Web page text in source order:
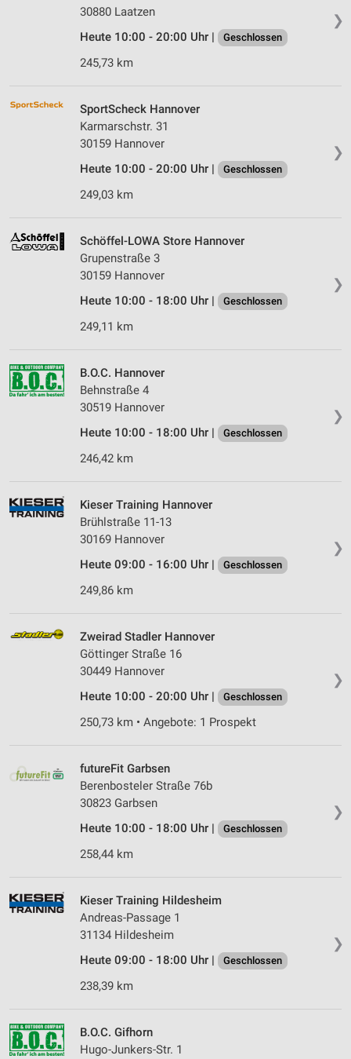
❯
30880 Laatzen
Heute 10:00 - 20:00 Uhr |
Geschlossen
245,73 km
❯
SportScheck Hannover
Karmarschstr. 31
30159 Hannover
Heute 10:00 - 20:00 Uhr |
Geschlossen
249,03 km
❯
Schöffel-LOWA Store Hannover
Grupenstraße 3
30159 Hannover
Heute 10:00 - 18:00 Uhr |
Geschlossen
249,11 km
❯
B.O.C. Hannover
Behnstraße 4
30519 Hannover
Heute 10:00 - 18:00 Uhr |
Geschlossen
246,42 km
❯
Kieser Training Hannover
Brühlstraße 11-13
30169 Hannover
Heute 09:00 - 16:00 Uhr |
Geschlossen
249,86 km
❯
Zweirad Stadler Hannover
Göttinger Straße 16
30449 Hannover
Heute 10:00 - 20:00 Uhr |
Geschlossen
250,73 km • Angebote: 1 Prospekt
❯
futureFit Garbsen
Berenbosteler Straße 76b
30823 Garbsen
Heute 10:00 - 18:00 Uhr |
Geschlossen
258,44 km
❯
Kieser Training Hildesheim
Andreas-Passage 1
31134 Hildesheim
Heute 09:00 - 18:00 Uhr |
Geschlossen
238,39 km
B.O.C. Gifhorn
Hugo-Junkers-Str. 1